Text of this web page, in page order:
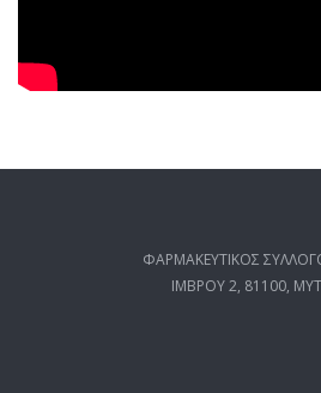
ΦΑΡΜΑΚΕΥΤΙΚΟΣ
ΙΜΒΡΟΥ 2, 81100,